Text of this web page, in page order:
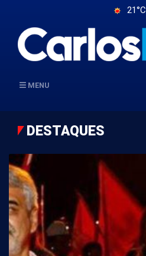
21°C
MENU
DESTAQUES